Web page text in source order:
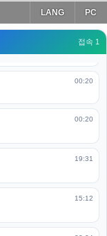
PC
LANG
접속 1
00:19
00:19
넘었었네요
00:20
00:20
19:31
15:12